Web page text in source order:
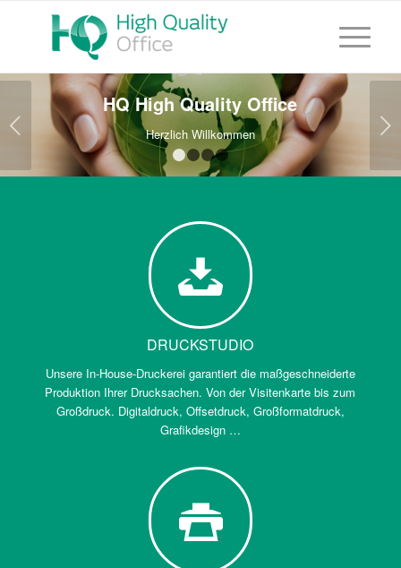
HQ High Quality Office
Herzlich Willkommen Weiter
1 2 3 4
DRUCKSTUDIO
Unsere In-House-Druckerei garantiert die maßgeschneiderte
Produktion Ihrer Drucksachen. Von der Visitenkarte bis zum
Großdruck. Digitaldruck, Offsetdruck, Großformatdruck,
Grafikdesign …